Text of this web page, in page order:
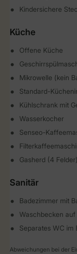
Kindersichere
Küche
Offene Küche
Mikrowelle (kein
Standard-
Kühlschrank mit
Wasserkocher
Senseo-
Gasherd (4 Felder)
Sanitär
Badezimmer mit
Waschbecken
Separates WC im
Abweichungen bei der